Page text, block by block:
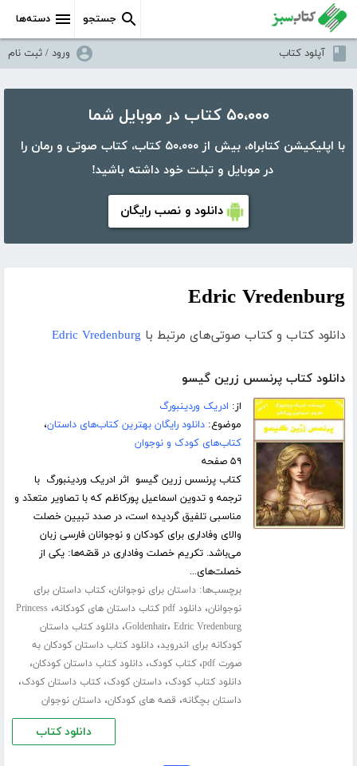
دسته‌ها جستجو
آپلود کتاب ورود / ثبت نام
۵۰،۰۰۰ کتاب در موبایل شما
با اپلیکیشن کتابراه، بیش از ۵۰،۰۰۰ کتاب، کتاب صوتی و رمان را
در موبایل و تبلت خود داشته باشید!
دانلود و نصب رایگان
Edric Vredenburg
دانلود کتاب و کتاب صوتی‌های مرتبط با Edric Vredenburg
دانلود کتاب پرنسس زرین گیسو
از: ادریک وردینبورگ
موضوع:دانلود رایگان بهترین کتاب‌های داستان،
کتاب‌های کودک و نوجوان
۵۹ صفحه
کتاب پرنسس زرین گیسو اثر ادریک وردینبورگ با
ترجمه و تدوین اسماعیل پورکاظم که با تصاویر متعدّد و
مناسبی تلفیق گردیده است، در صدد تبیین خصلت
والای وفاداری برای کودکان و نوجوانان فارسی زبان
می‌باشد. تکریم خصلت وفاداری در قصّه‌ها: یکی از
خصلت‌های...
برچسب‌ها:داستان برای نوجوانان،کتاب داستان برای
نوجوانان،دانلود pdf کتاب داستان های کودکانه ،Princess
Goldenhair، Edric Vredenburg ،دانلود کتاب داستان
کودکانه برای اندروید،دانلود کتاب داستان کودکان به
صورت pdf
،کتاب کودک،دانلود کتاب داستان کودکان،
دانلود کتاب کودک،داستان کودک،کتاب داستان کودک،
داستان بچگانه، قصه های کودکان،داستان نوجوان
دانلود کتاب